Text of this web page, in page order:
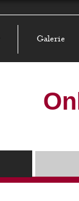
Galerie